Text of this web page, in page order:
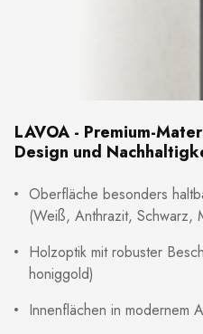
LAVOA - Premium-
Design und
Oberfläche besonders
(Weiß, Anthrazit, Schwarz,
Holzoptik mit robuster
honiggold)
Innenflächen in modernem